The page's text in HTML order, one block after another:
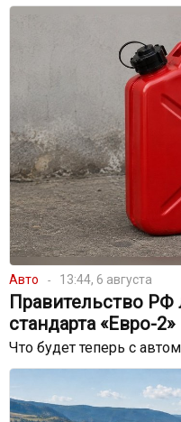
Авто 13:44, 6 августа
Правительство РФ
стандарта «Евро-2»
Что будет теперь с